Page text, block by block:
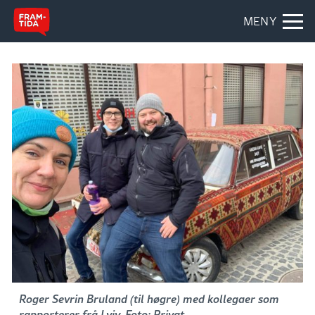
MENY
Roger Sevrin Bruland (til høgre) med kollegaer som